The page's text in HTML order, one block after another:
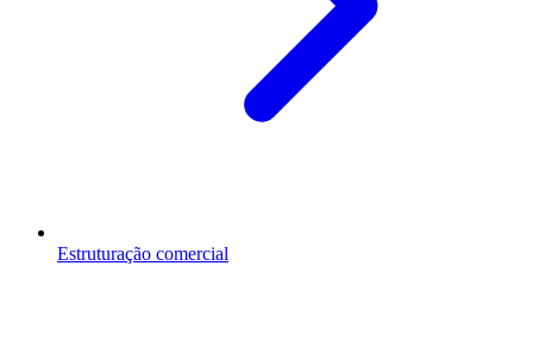
Estruturação comercial